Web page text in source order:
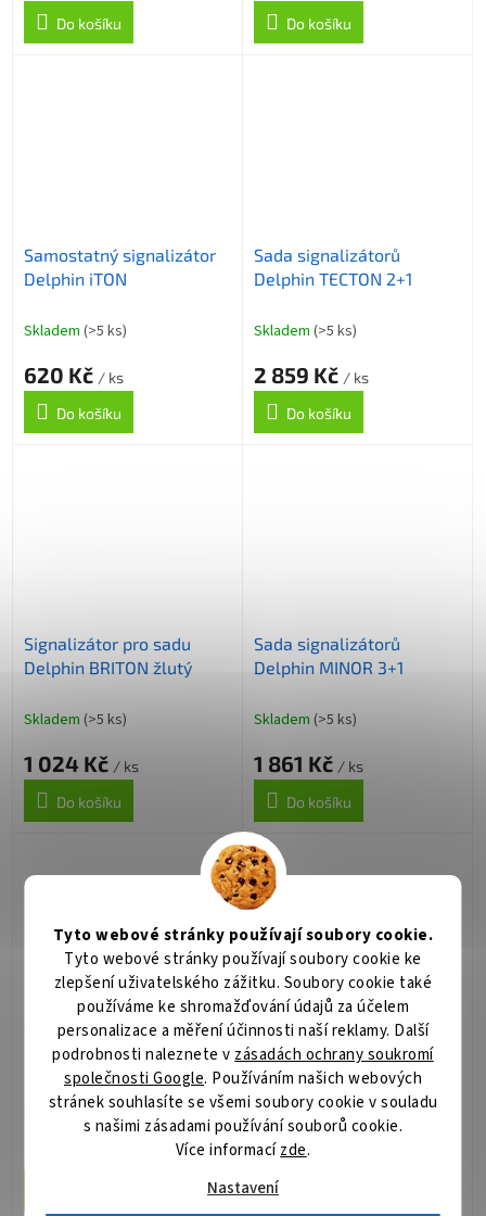
Tyto webové stránky používají soubory cookie.
Tyto webové stránky používají soubory cookie ke
zlepšení uživatelského zážitku. Soubory cookie také
používáme ke shromažďování údajů za účelem
personalizace a měření účinnosti naší reklamy. Další
podrobnosti naleznete v zásadách ochrany soukromí
společnosti Google. Používáním našich webových
stránek souhlasíte se všemi soubory cookie v souladu
s našimi zásadami používání souborů cookie.
Více informacízde.
Nastavení
Do košíku
Do košíku
Samostatný signalizátor
Delphin iTON
Skladem (>5 ks)
620 Kč / ks
Do košíku
Sada signalizátorů
Delphin TECTON 2+1
Skladem (>5 ks)
2 859 Kč / ks
Do košíku
Signalizátor pro sadu
Delphin BRITON žlutý
Skladem (>5 ks)
1 024 Kč / ks
Do košíku
Sada signalizátorů
Delphin MINOR 3+1
Skladem (>5 ks)
1 861 Kč / ks
Do košíku
Signalizátor s ramínkem
Delphin CARPY fialový
Skladem(>5 ks)
Signalizátor s ramínkem
Delphin TRYO zelený
Skladem (>5 ks)
323 Kč